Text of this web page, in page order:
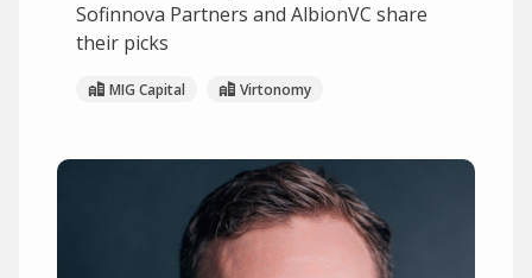
Sofinnova Partners and AlbionVC share
their picks
MIG Capital Virtonomy